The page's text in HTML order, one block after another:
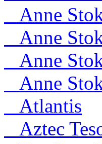
Anne
Anne
Anne
Anne
Atlantis
Aztec